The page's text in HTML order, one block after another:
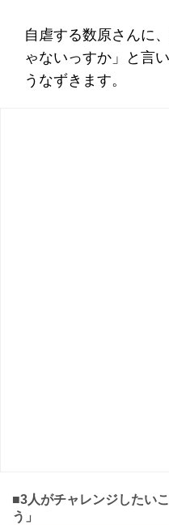
自虐する数原さんに
ゃないっすか」と言
うなずきます。
■3人がチャレンジしたい
う」